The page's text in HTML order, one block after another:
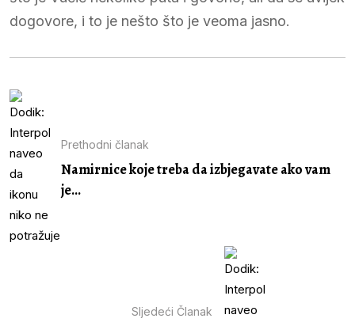
dogovore, i to je nešto što je veoma jasno.
Prethodni članak
Namirnice koje treba da izbjegavate ako vam
je...
Sljedeći Članak